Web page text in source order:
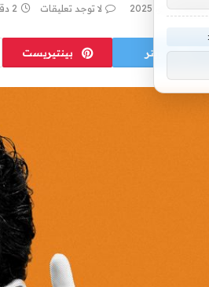
لا توجد تعليقات 2 دقائق
تويتر بينتيريست